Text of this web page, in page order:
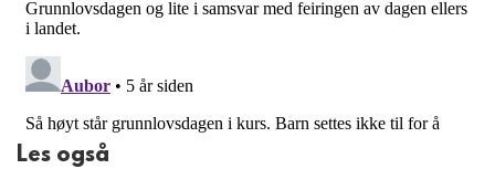
Les også